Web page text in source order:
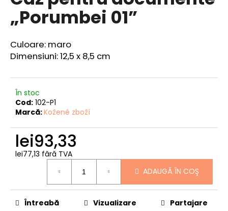
este
0,0
5
stele.
„Porumbei 01”
Culoare: maro
Dimensiuni: 12,5 x 8,5 cm
În stoc
Cod: 102-P1
Marcă:Kožené zboží
lei93,33
lei77,13 fără TVA
ADAUGĂ ÎN COŞ
Întreabă Vizualizare Partajare
V
ă
e
c
o
m
n
d
ă
CUREA
PIELE